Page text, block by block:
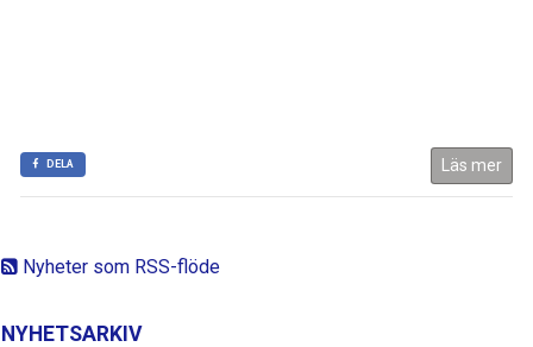
Nyheter som RSS-flöde
NYHETSARKIV
DELA Läs mer